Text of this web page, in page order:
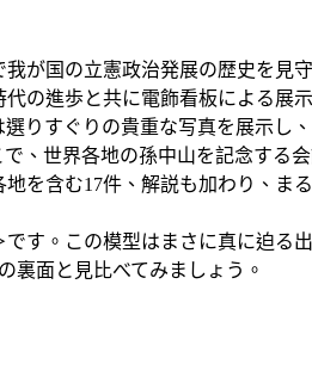
が国の立憲政治発展の歴史を
の進歩と共に電飾看板による
りすぐりの貴重な写真を展示
、世界各地の孫中山を記念す
を含む17件、解説も加わり、
す。この模型はまさに真に迫
裏面と見比べてみましょう。